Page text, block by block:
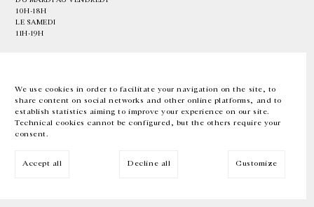
We use cookies in order to facilitate your navigation on the site, to
share content on social networks and other online platforms, and to
establish statistics aiming to improve your experience on our site.
Technical cookies cannot be configured, but the others require your
consent.
Accept all Decline all Customize
10H-18H
LE SAMEDI
11H-19H
EN FR 中文 Facebook Instagram
Inscrivez-vous à notre newsletter